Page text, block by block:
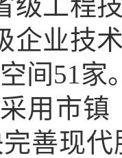
企业技
间51家
用 市镇
善现